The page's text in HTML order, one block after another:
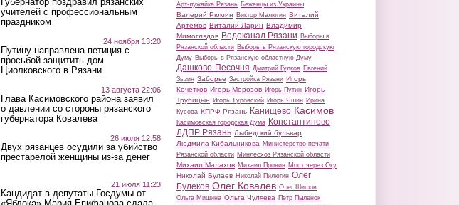
учителей с профессиональным
праздником
24 ноября 13:20
Путину направлена петиция с
просьбой защитить дом
Циолковского в Рязани
13 августа 22:06
Глава Касимовского района заявил
о давлении со стороны рязанского
губернатора Ковалева
26 июля 12:58
Двух рязанцев осудили за убийство
престарелой женщины из-за денег
21 июля 11:23
Кандидат в депутаты Госдумы от
Арт-лужайка Рязань Беженцы из Украины
Валерий Рюмин Виктор Малюгин Виталий
Артемов Виталий Ларин Владимир
Мимоглядов Водоканал Рязани Выборы в
Рязанской области Выборы в Рязанскую городскую
Думу Выборы в Рязанскую областную Думу
Дашково-Песочня Дмитрий Гудков Евгений
Зызин Заборье Застройка Рязани Игорь
Кочетков Игорь Морозов Игорь Путин Игорь
Трубицын Игорь Туровский Игорь Яшин Ирина
Кусова КПРФ Рязань Канищево Касимов
Касимовская городская Дума Константиново
ЛДПР Рязань Лыбедский бульвар
Людмила Кибальникова Министерство печати
Рязанской области Минлесхоз Рязанской области
Михаил Малахов Михаил Пронин Мост через Оку
Николай Булаев Николай Пилюгин Олег
Булеков Олег Ковалев Олег Шишов
Ольга Мишина Ольга Чуляева Петр Пыленок